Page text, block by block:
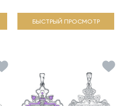
БЫСТРЫЙ ПРОСМОТР